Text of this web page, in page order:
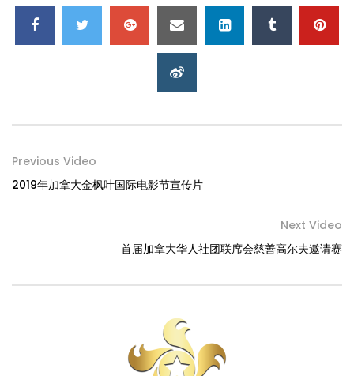
Previous Video
2019年加拿大金枫叶国际电影节宣传片
Next Video
首届加拿大华人社团联席会慈善高尔夫邀请赛